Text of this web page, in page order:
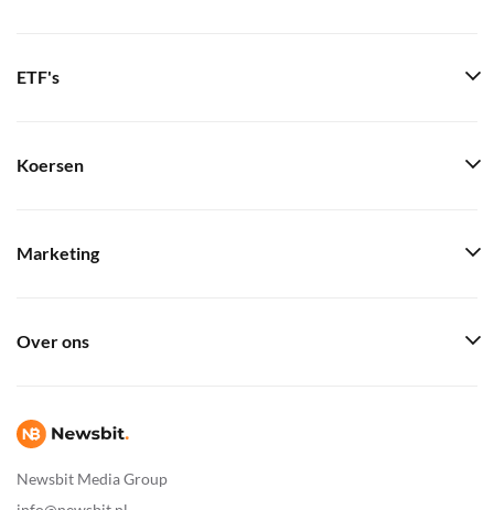
Newsbit Media Group
ETF's
Koersen
Marketing
Over ons